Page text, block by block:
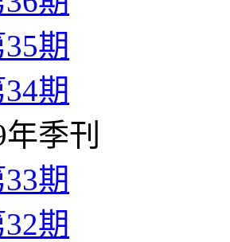
期
期
季刊
期
期